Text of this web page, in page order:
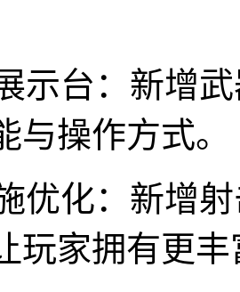
示台：新增
与操作方式。
优化：新增
玩家拥有更